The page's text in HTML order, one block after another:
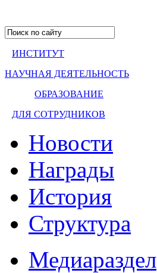
ИНСТИТУТ
НАУЧНАЯ ДЕЯТЕЛЬНОСТЬ
ОБРАЗОВАНИЕ
ДЛЯ СОТРУДНИКОВ
Новости
Награды
История
Структура
Медиараздел